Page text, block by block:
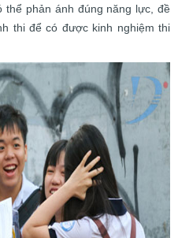
phản ánh đúng năng lực, đề
thi để có được kinh nghiệm thi